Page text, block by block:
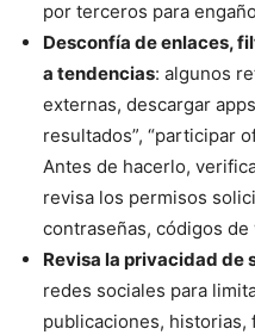
por terceros para
Desconfía de enlaces,
a tendencias: algunos
externas, descargar
resultados”, “participar
Antes de hacerlo,
revisa los permisos
contraseñas, códigos
Revisa la privacidad de
redes sociales para
publicaciones, historias,